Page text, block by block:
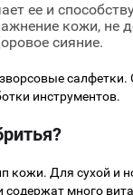
ее и
кожи, не
сияние.
салфетки.
инструментов.
кожи. Для сухой и
много